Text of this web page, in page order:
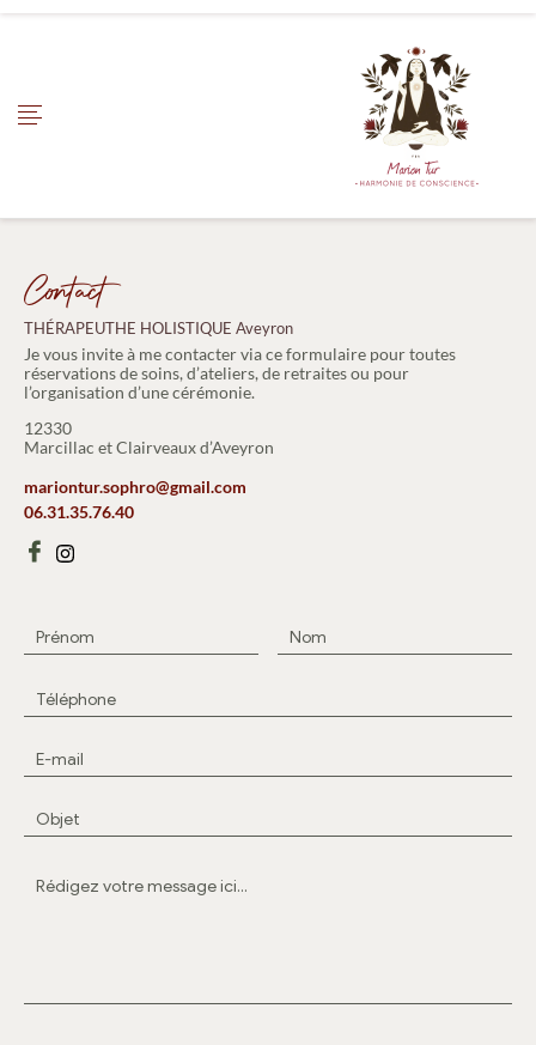
Contact
THÉRAPEUTHE HOLISTIQUE Aveyron
Je vous invite à me contacter via ce formulaire pour toutes
réservations de soins, d’ateliers, de retraites ou pour
l’organisation d’une cérémonie.
12330
Marcillac et Clairveaux d’Aveyron
mariontur.sophro@gmail.com
06.31.35.76.40